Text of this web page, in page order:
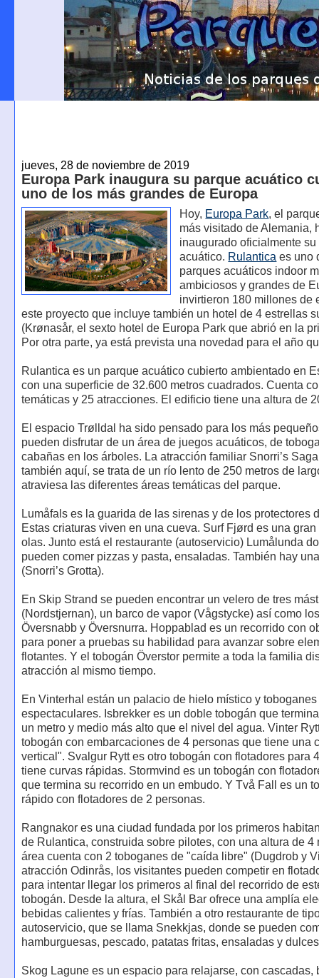
jueves, 28 de noviembre de 2019
Europa Park inaugura su parque acuático
uno de los más grandes de Europa
Hoy, Europa Park, el
más visitado de Alemania,
inaugurado oficialmente su
acuático. Rulantica es uno
parques acuáticos indoor
ambiciosos y grandes de
invirtieron 180 millones de
este proyecto que incluye también un hotel de 4 estrellas
(Krønasår, el sexto hotel de Europa Park que abrió en la
Por otra parte, ya está prevista una novedad para el año
Rulantica es un parque acuático cubierto ambientado en
con una superficie de 32.600 metros cuadrados. Cuenta
temáticas y 25 atracciones. El edificio tiene una altura de
El espacio Trølldal ha sido pensado para los más
pueden disfrutar de un área de juegos acuáticos, de
cabañas en los árboles. La atracción familiar Snorri’s
también aquí, se trata de un río lento de 250 metros de
atraviesa las diferentes áreas temáticas del parque.
Lumåfals es la guarida de las sirenas y de los protectores
Estas criaturas viven en una cueva. Surf Fjørd es una
olas. Junto está el restaurante (autoservicio) Lumålunda
pueden comer pizzas y pasta, ensaladas. También hay
(Snorri’s Grotta).
En Skip Strand se pueden encontrar un velero de tres
(Nordstjernan), un barco de vapor (Vågstycke) así como
Översnabb y Översnurra. Hoppablad es un recorrido con
para poner a pruebas su habilidad para avanzar sobre
flotantes. Y el tobogán Överstor permite a toda la familia
atracción al mismo tiempo.
En Vinterhal están un palacio de hielo místico y toboganes
espectaculares. Isbrekker es un doble tobogán que
un metro y medio más alto que el nivel del agua. Vinter
tobogán con embarcaciones de 4 personas que tiene una
vertical". Svalgur Rytt es otro tobogán con flotadores para
tiene curvas rápidas. Stormvind es un tobogán con
que termina su recorrido en un embudo. Y Två Fall es un
rápido con flotadores de 2 personas.
Rangnakor es una ciudad fundada por los primeros
de Rulantica, construida sobre pilotes, con una altura de 4
área cuenta con 2 toboganes de "caída libre" (Dugdrob y
atracción Odinrås, los visitantes pueden competir en
para intentar llegar los primeros al final del recorrido de
tobogán. Desde la altura, el Skål Bar ofrece una amplía
bebidas calientes y frías. También a otro restaurante de
autoservicio, que se llama Snekkjas, donde se pueden
hamburguesas, pescado, patatas fritas, ensaladas y
Skog Lagune es un espacio para relajarse, con cascadas,